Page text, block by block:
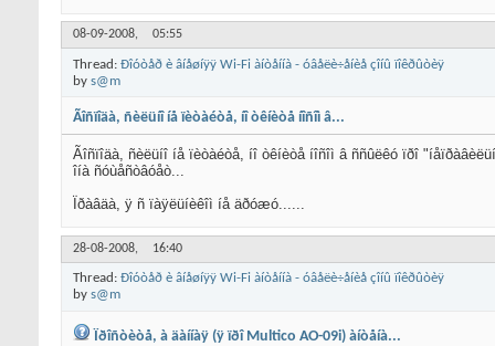
08-09-2008, 05:55
Thread: Ðîóòåð è âíåøíÿÿ Wi-Fi àíòåííà - óâåëè÷åíèå çîíû ïîêðûòèÿ
by s@m
Ãîñïîäà, ñèëüíî íå ïèòàéòå, íî òêíèòå íîñîì â...
Ãîñïîäà, ñèëüíî íå ïèòàéòå, íî òêíèòå íîñîì â ññûëêó ïðî
îíà ñóùåñòâóåò...
Ïðàâäà, ÿ ñ ïàÿëüíèêîì íå äðóæó......
28-08-2008, 16:40
Thread: Ðîóòåð è âíåøíÿÿ Wi-Fi àíòåííà - óâåëè÷åíèå çîíû ïîêðûòèÿ
by s@m
Ïðîñòèòå, à äàííàÿ (ÿ ïðî Multico AO-09i) àíòåíà...